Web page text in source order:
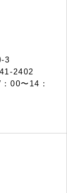
3
2402
00〜14：